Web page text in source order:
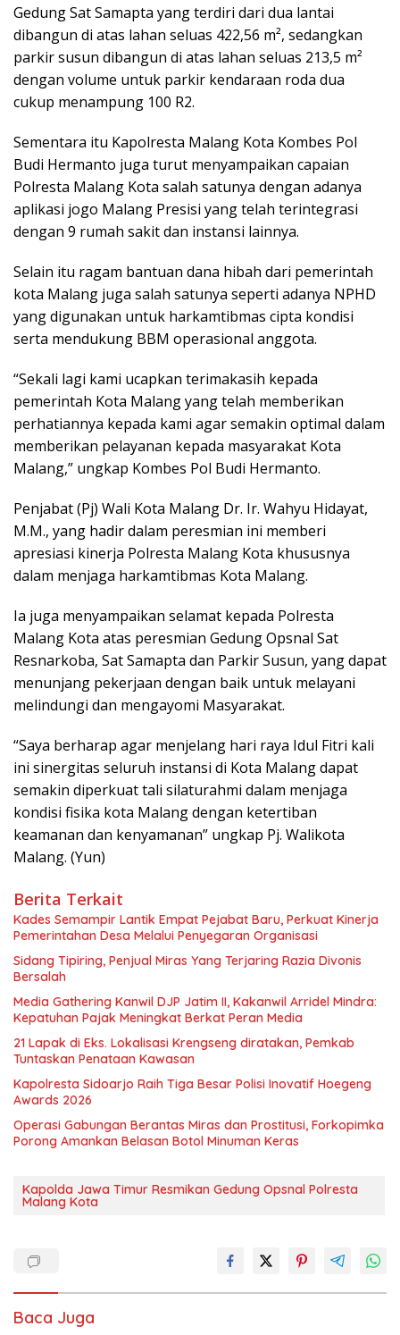
Gedung Sat Samapta yang terdiri dari dua lantai
dibangun di atas lahan seluas 422,56 m², sedangkan
parkir susun dibangun di atas lahan seluas 213,5 m²
dengan volume untuk parkir kendaraan roda dua
cukup menampung 100 R2.
Sementara itu Kapolresta Malang Kota Kombes Pol
Budi Hermanto juga turut menyampaikan capaian
Polresta Malang Kota salah satunya dengan adanya
aplikasi jogo Malang Presisi yang telah terintegrasi
dengan 9 rumah sakit dan instansi lainnya.
Selain itu ragam bantuan dana hibah dari pemerintah
kota Malang juga salah satunya seperti adanya NPHD
yang digunakan untuk harkamtibmas cipta kondisi
serta mendukung BBM operasional anggota.
“Sekali lagi kami ucapkan terimakasih kepada
pemerintah Kota Malang yang telah memberikan
perhatiannya kepada kami agar semakin optimal dalam
memberikan pelayanan kepada masyarakat Kota
Malang,” ungkap Kombes Pol Budi Hermanto.
Penjabat (Pj) Wali Kota Malang Dr. Ir. Wahyu Hidayat,
M.M., yang hadir dalam peresmian ini memberi
apresiasi kinerja Polresta Malang Kota khususnya
dalam menjaga harkamtibmas Kota Malang.
Ia juga menyampaikan selamat kepada Polresta
Malang Kota atas peresmian Gedung Opsnal Sat
Resnarkoba, Sat Samapta dan Parkir Susun, yang dapat
menunjang pekerjaan dengan baik untuk melayani
melindungi dan mengayomi Masyarakat.
“Saya berharap agar menjelang hari raya Idul Fitri kali
ini sinergitas seluruh instansi di Kota Malang dapat
semakin diperkuat tali silaturahmi dalam menjaga
kondisi fisika kota Malang dengan ketertiban
keamanan dan kenyamanan” ungkap Pj. Walikota
Malang. (Yun)
Berita Terkait
Kades Semampir Lantik Empat Pejabat Baru, Perkuat Kinerja
Pemerintahan Desa Melalui Penyegaran Organisasi
Sidang Tipiring, Penjual Miras Yang Terjaring Razia Divonis
Bersalah
Media Gathering Kanwil DJP Jatim II, Kakanwil Arridel Mindra:
Kepatuhan Pajak Meningkat Berkat Peran Media
21 Lapak di Eks. Lokalisasi Krengseng diratakan, Pemkab
Tuntaskan Penataan Kawasan
Kapolresta Sidoarjo Raih Tiga Besar Polisi Inovatif Hoegeng
Awards 2026
Operasi Gabungan Berantas Miras dan Prostitusi, Forkopimka
Porong Amankan Belasan Botol Minuman Keras
Kapolda Jawa Timur Resmikan Gedung Opsnal Polresta
Malang Kota
Baca Juga